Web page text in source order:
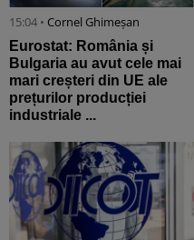
15:04 • Cornel Ghimeșan
Eurostat: România și
Bulgaria au avut cele mai
mari creșteri din UE ale
prețurilor producției
industriale ...